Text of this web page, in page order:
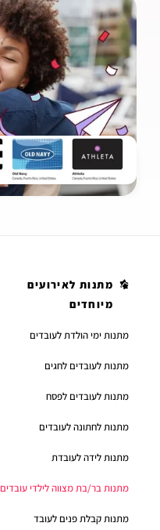
מתנות לאירועים
מיוחדים
מתנות ימי הולדת לעובדים
מתנות לעובדים לחגים
מתנות לעובדים לפסח
מתנות לחתונה לעובדים
מתנות לידה לעובדת
מתנות בר/בת מצווה לילדי עובדים
מתנות קבלת פנים לעובד